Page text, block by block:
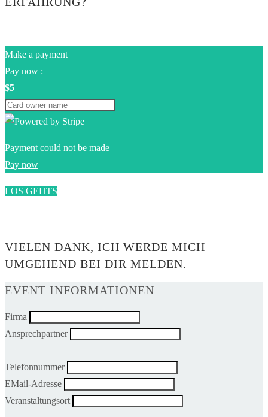
Make a payment
Pay now :
$5
Payment could not be made
Pay now
LOS GEHTS
VIELEN DANK, ICH WERDE MICH
UMGEHEND BEI DIR MELDEN.
EVENT INFORMATIONEN
Firma
Ansprechpartner
Telefonnummer
EMail-Adresse
Veranstaltungsort